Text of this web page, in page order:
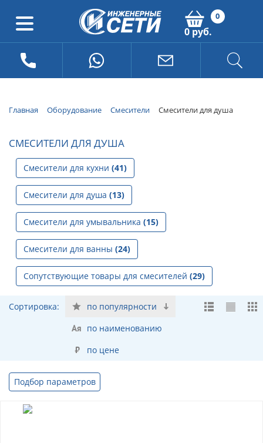
0
0 руб.
Главная Оборудование Смесители Смесители для душа
СМЕСИТЕЛИ ДЛЯ ДУША
Смесители для кухни (41)
Смесители для душа (13)
Смесители для умывальника (15)
Смесители для ванны (24)
Сопутствующие товары для смесителей (29)
Сортировка:
по популярности
по наименованию
по цене
Подбор параметров